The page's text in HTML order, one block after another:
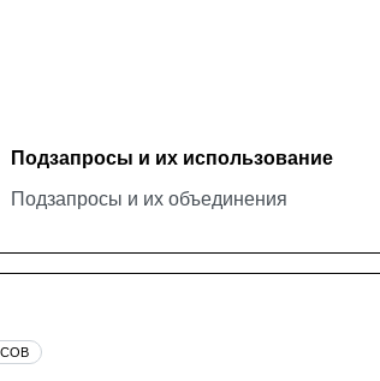
Подзапросы и их использование
Подзапросы и их объединения